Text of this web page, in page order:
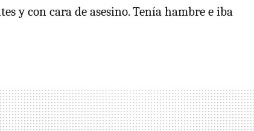
y con cara de asesino. Tenía hambre e iba